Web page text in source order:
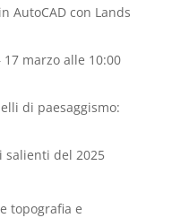
AutoCAD con Lands
marzo alle 10:00
di paesaggismo:
salienti del 2025
topografia e